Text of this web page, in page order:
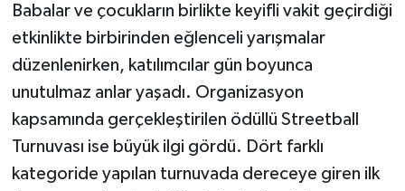
Babalar ve çocukların birlikte keyifli vakit geçirdiği
etkinlikte birbirinden eğlenceli yarışmalar
düzenlenirken, katılımcılar gün boyunca
unutulmaz anlar yaşadı. Organizasyon
kapsamında gerçekleştirilen ödüllü Streetball
Turnuvası ise büyük ilgi gördü. Dört farklı
kategoride yapılan turnuvada dereceye giren ilk